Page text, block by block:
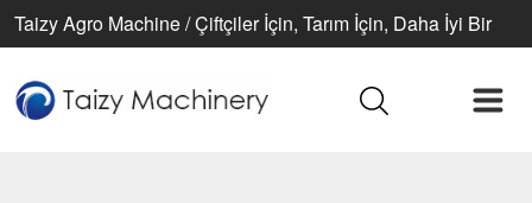
Taizy Agro Machine / Çiftçiler İçin, Tarım İçin, Daha İyi Bir